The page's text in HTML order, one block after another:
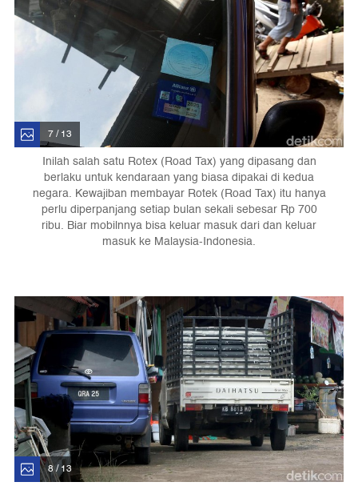
7 / 13
Inilah salah satu Rotex (Road Tax) yang dipasang dan
berlaku untuk kendaraan yang biasa dipakai di kedua
negara. Kewajiban membayar Rotek (Road Tax) itu hanya
perlu diperpanjang setiap bulan sekali sebesar Rp 700
ribu. Biar mobilnnya bisa keluar masuk dari dan keluar
masuk ke Malaysia-Indonesia.
8 / 13